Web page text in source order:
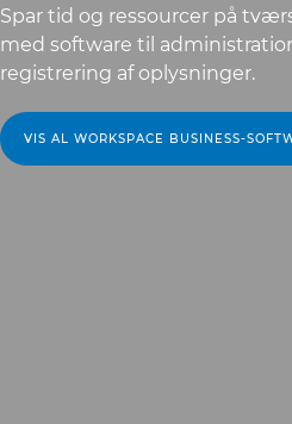
Spar tid og ressourcer på
med software til
registrering af oplysninger.
VIS AL WORKSPACE BUSINESS-